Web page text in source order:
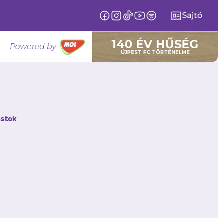
Sajtó
Powered by 140 ÉV HŰSÉG
ÚJPEST FC TÖRTÉNELME